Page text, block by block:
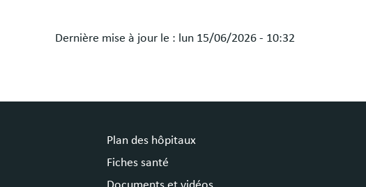
Dernière mise à jour le : lun 15/06/2026 - 10:32
Plan des hôpitaux
Fiches santé